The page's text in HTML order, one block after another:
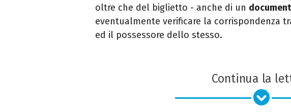
oltre che del biglietto - anche di un
eventualmente verificare la corrispondenza
ed il possessore dello stesso.
Continua la